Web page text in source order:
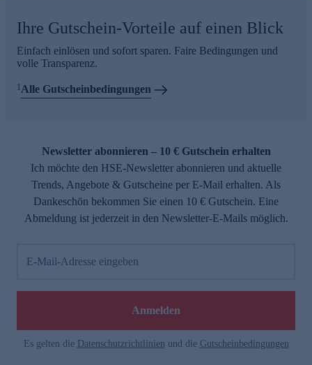
Ihre Gutschein-Vorteile auf einen Blick
Einfach einlösen und sofort sparen. Faire Bedingungen und
volle Transparenz.
1 Alle Gutscheinbedingungen
Newsletter abonnieren – 10 € Gutschein erhalten
Ich möchte den HSE-Newsletter abonnieren und aktuelle
Trends, Angebote & Gutscheine per E-Mail erhalten. Als
Dankeschön bekommen Sie einen 10 € Gutschein. Eine
Abmeldung ist jederzeit in den Newsletter-E-Mails möglich.
E-Mail-Adresse eingeben
Anmelden
Es gelten die Datenschutzrichtlinien und die Gutscheinbedingungen